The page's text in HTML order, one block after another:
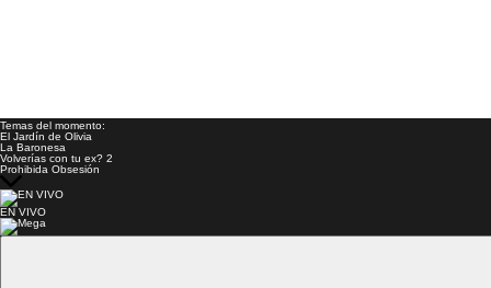
Temas del momento:
El Jardín de Olivia
La Baronesa
Volverías con tu ex? 2
Prohibida Obsesión
EN VIVO